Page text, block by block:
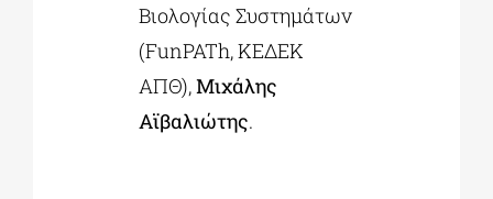
Βιολογίας Συστημάτων
(FunPATh, ΚΕΔΕΚ
ΑΠΘ),Μιχάλης
Αϊβαλιώτης.